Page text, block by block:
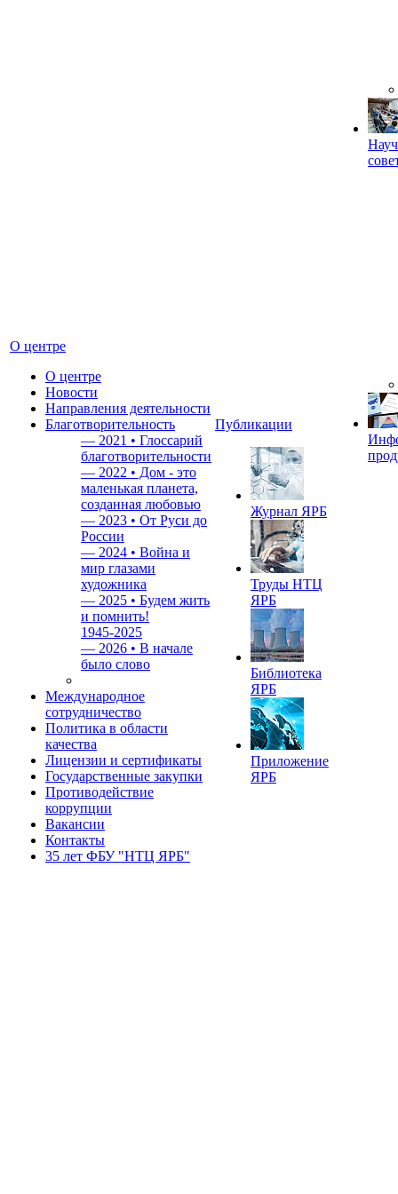
О центре
О центре
Новости
Направления деятельности
Благотворительность
— 2021 • Глоссарий
благотворительности
— 2022 • Дом - это
маленькая планета,
созданная любовью
— 2023 • От Руси до
России
— 2024 • Война и
мир глазами
художника
— 2025 • Будем жить
и помнить!
1945-2025
— 2026 • В начале
было слово
Международное
сотрудничество
Политика в области
качества
Лицензии и сертификаты
Государственные закупки
Противодействие
коррупции
Вакансии
Контакты
35 лет ФБУ "НТЦ ЯРБ"
Публикации
Журнал ЯРБ
Труды НТЦ
ЯРБ
Библиотека
ЯРБ
Приложение
ЯРБ